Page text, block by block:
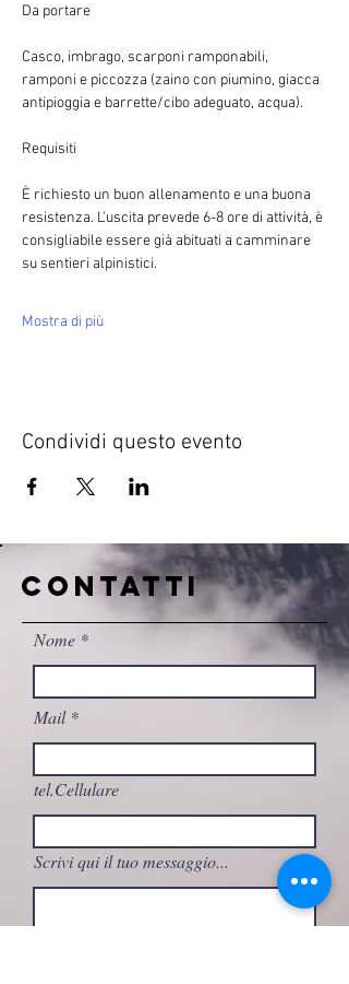
Casco, imbrago, scarponi ramponabili,
ramponi e piccozza (zaino con piumino, giacca
antipioggia e barrette/cibo adeguato, acqua).
È richiesto un buon allenamento e una buona
resistenza. L'uscita prevede 6-8 ore di attività, è
consigliabile essere già abituati a camminare
su sentieri alpinistici.
Mostra di più
Condividi questo evento
CONTATTI
Nome
Mail
tel.Cellulare
Scrivi qui il tuo messaggio...